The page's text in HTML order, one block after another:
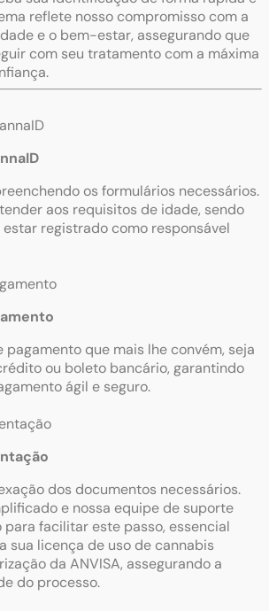
reflete nosso compromisso com a
e o bem-estar, assegurando que
com seu tratamento com a máxima
os formulários necessários.
aos requisitos de idade, sendo
registrado como responsável
pagamento que mais lhe convém, seja
ou boleto bancário, garantindo
ágil e seguro.
dos documentos necessários.
e nossa equipe de suporte
facilitar este passo, essencial
sua licença de uso de cannabis
da ANVISA, assegurando a
do processo.